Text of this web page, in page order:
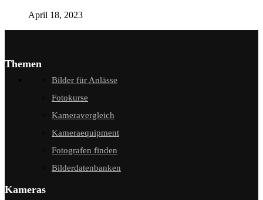
April 18, 2023
Themen
Bilder für Anlässe
Fotokurse
Kameravergleich
Kameraequipment
Fotografen finden
Bilderdatenbanken
Kameras